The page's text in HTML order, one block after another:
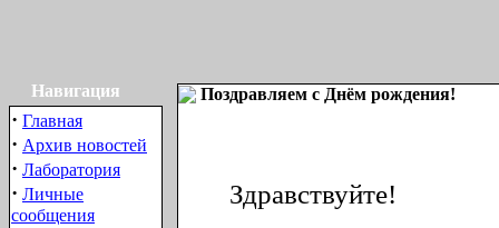
Навигация
· Главная
· Архив новостей
· Лаборатория
· Личные
сообщения
Поздравляем с Днём рождения!
Здравствуйте!